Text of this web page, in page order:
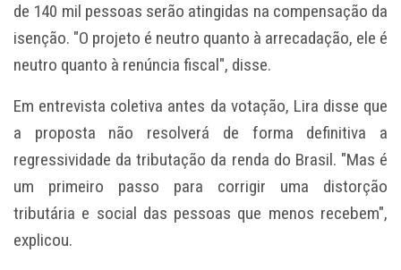
de 140 mil pessoas serão atingidas na compensação da
isenção. "O projeto é neutro quanto à arrecadação, ele é
neutro quanto à renúncia fiscal", disse.
Em entrevista coletiva antes da votação, Lira disse que
a proposta não resolverá de forma definitiva a
regressividade da tributação da renda do Brasil. "Mas é
um primeiro passo para corrigir uma distorção
tributária e social das pessoas que menos recebem",
explicou.